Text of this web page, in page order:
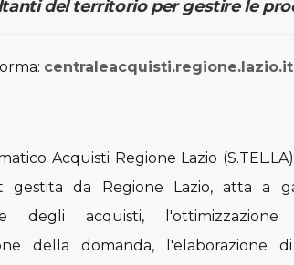
del territorio per gestire le
centraleacquisti.regione.lazio.it
Acquisti Regione Lazio
gestita da Regione Lazio, atta a
degli acquisti,
della domanda, l'elaborazione